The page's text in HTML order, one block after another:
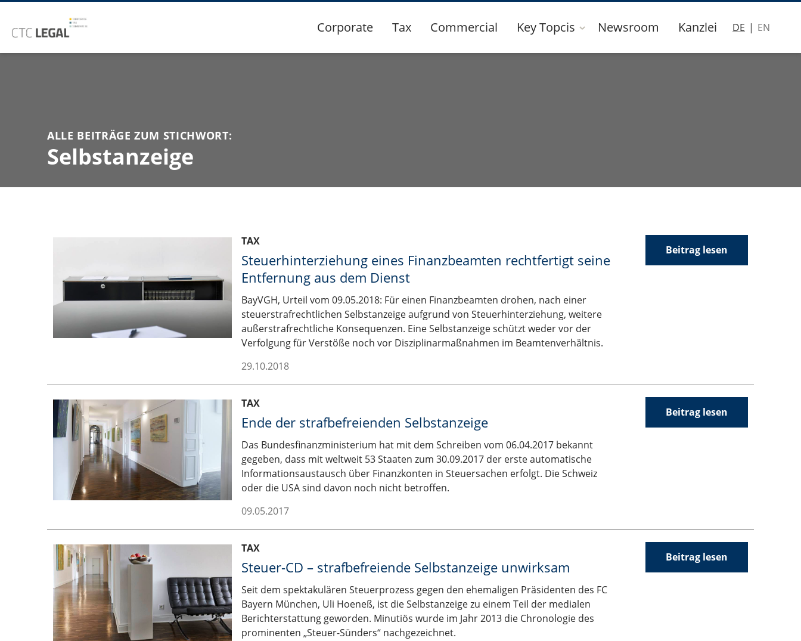
Corporate Tax Commercial Key Topcis Newsroom Kanzlei DE EN
ALLE BEITRÄGE ZUM STICHWORT:
Selbstanzeige
TAX
Steuerhinterziehung eines Finanzbeamten rechtfertigt seine
Entfernung aus dem Dienst
BayVGH, Urteil vom 09.05.2018: Für einen Finanzbeamten drohen, nach einer
steuerstrafrechtlichen Selbstanzeige aufgrund von Steuerhinterziehung, weitere
außerstrafrechtliche Konsequenzen. Eine Selbstanzeige schützt weder vor der
Verfolgung für Verstöße noch vor Disziplinarmaßnahmen im Beamtenverhältnis.
29.10.2018
Beitrag lesen
TAX
Ende der strafbefreienden Selbstanzeige
Das Bundesfinanzministerium hat mit dem Schreiben vom 06.04.2017 bekannt
gegeben, dass mit weltweit 53 Staaten zum 30.09.2017 der erste automatische
Informationsaustausch über Finanzkonten in Steuersachen erfolgt. Die Schweiz
oder die USA sind davon noch nicht betroffen.
09.05.2017
Beitrag lesen
TAX
Steuer-CD – strafbefreiende Selbstanzeige unwirksam
Seit dem spektakulären Steuerprozess gegen den ehemaligen Präsidenten des FC
Bayern München, Uli Hoeneß, ist die Selbstanzeige zu einem Teil der medialen
Berichterstattung geworden. Minutiös wurde im Jahr 2013 die Chronologie des
prominenten „Steuer-Sünders“ nachgezeichnet.
Beitrag lesen